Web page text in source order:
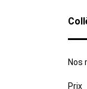
Nos
Prix